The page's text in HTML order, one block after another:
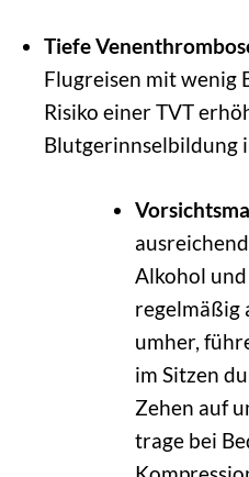
Tiefe
Flugreisen mit wenig
Risiko einer TVT
Blutgerinnselbildung
Alkohol
regelmäßig
umher,
im Sitzen
Zehen auf
trage bei